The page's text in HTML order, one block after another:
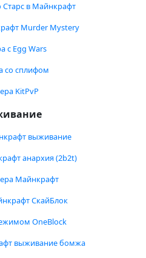
Старс в Майнкрафт
Murder Mystery
с Egg Wars
со сплифом
KitPvP
выживание
анархия (2b2t)
Майнкрафт
СкайБлок
OneBlock
выживание бомжа